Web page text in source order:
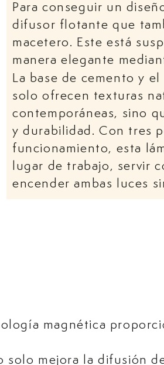
Para conseguir un
difusor flotante que
macetero. Este está
manera elegante
La base de cemento y
solo ofrecen texturas
contemporáneas, sino
y durabilidad. Con tres
funcionamiento, esta
lugar de trabajo, servir
encender ambas luces
magnética
solo mejora la difusión